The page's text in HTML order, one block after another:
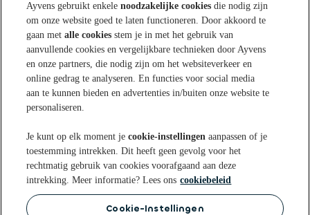
Sparen bij Ayvens Bank
Onze Online Spaarrekening
Onze Spaarvormen
Onze Sparen App
Actuele rentestanden
Open een Spaarrekening
Tips & Inspiratie
Nieuws
Aanmelden nieuwsbrief
Over ons
Duurzaamheid
Klantenservice
Veelgestelde vragen
Ayvens gebruikt enkelenoodzakelijke cookies die nodig zijn
om onze website goed te laten functioneren. Door akkoord te
gaan metalle cookies stem je in met het gebruik van
aanvullende cookies en vergelijkbare technieken door Ayvens
en onze partners, die nodig zijn om het websiteverkeer en
online gedrag te analyseren. En functies voor social media
aan te kunnen bieden en advertenties in/buiten onze website te
personaliseren.
Je kunt op elk moment jecookie-instellingen aanpassen of je
toestemming intrekken. Dit heeft geen gevolg voor het
rechtmatig gebruik van cookies voorafgaand aan deze
intrekking. Meer informatie? Lees ons cookiebeleid
Cookie-Instellingen